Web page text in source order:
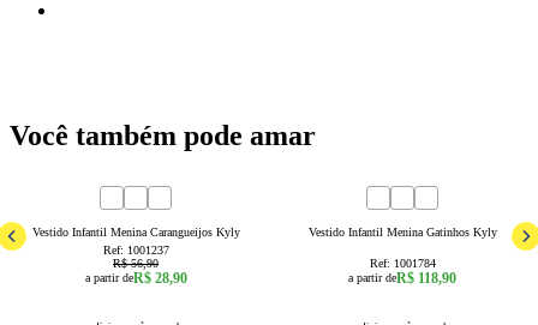
Você também pode amar
Vestido Infantil Menina Carangueijos Kyly
Ref: 1001237
R$ 56,90
a partir deR$ 28,90
Vestido Infantil Menina Gatinhos Kyly
Ref: 1001784
a partir deR$ 118,90